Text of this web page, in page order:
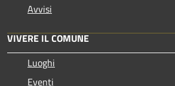
Avvisi
VIVERE IL COMUNE
Luoghi
Eventi